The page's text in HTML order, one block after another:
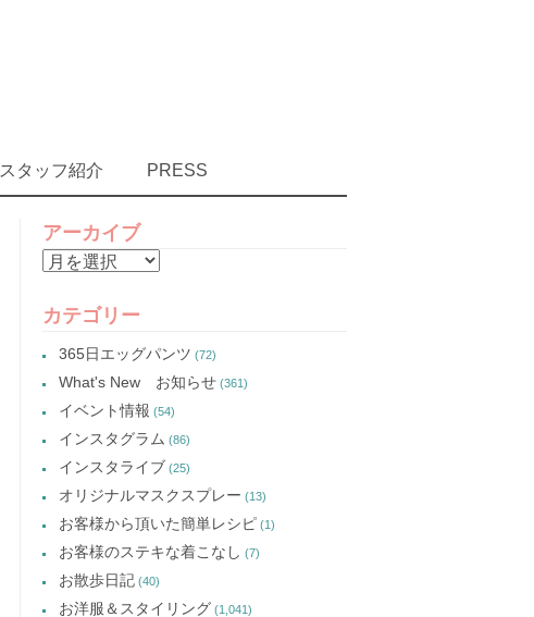
スタッフ紹介 PRESS
アーカイブ
ア
カ
カテゴリー
365日エッグパンツ (72)
What's New お知らせ (361)
イベント情報 (54)
インスタグラム (86)
インスタライブ (25)
オリジナルマスクスプレー (13)
お客様から頂いた簡単レシピ (1)
お客様のステキな着こなし (7)
お散歩日記 (40)
お洋服＆スタイリング (1,041)